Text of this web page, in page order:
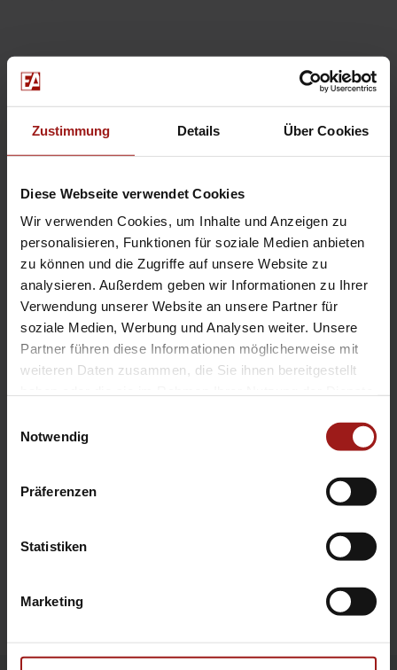
Zustimmung Details Über Cookies
Diese Webseite verwendet Cookies
Wir verwenden Cookies, um Inhalte und Anzeigen zu
personalisieren, Funktionen für soziale Medien anbieten
zu können und die Zugriffe auf unsere Website zu
analysieren. Außerdem geben wir Informationen zu Ihrer
Verwendung unserer Website an unsere Partner für
soziale Medien, Werbung und Analysen weiter. Unsere
Partner führen diese Informationen möglicherweise mit
weiteren Daten zusammen, die Sie ihnen bereitgestellt
Notwendig
Präferenzen
Statistiken
Marketing
Kontakt
Probefahrt
Service-Termin
EA Standorte
Ebbinghaus am Flughafen – Dortmund Sölde
Ebbinghaus am Tierpark – Dortmund Kirchhörde
Ebbinghaus Autozentrum – Dortmund Dorstfeld
Ebbinghaus Ford Store – Bochum
Ebbinghaus in Hamm
Ebbinghaus in Kamen
Ebbinghaus in Unna
Garantie